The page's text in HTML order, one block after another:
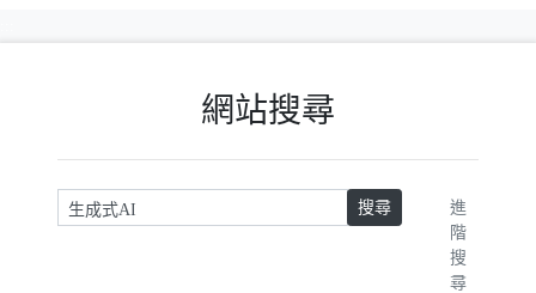
網站搜尋
請輸入關鍵字 搜尋
進
階
搜
尋